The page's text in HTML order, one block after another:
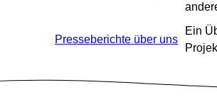
Presseberichte über uns
Ein